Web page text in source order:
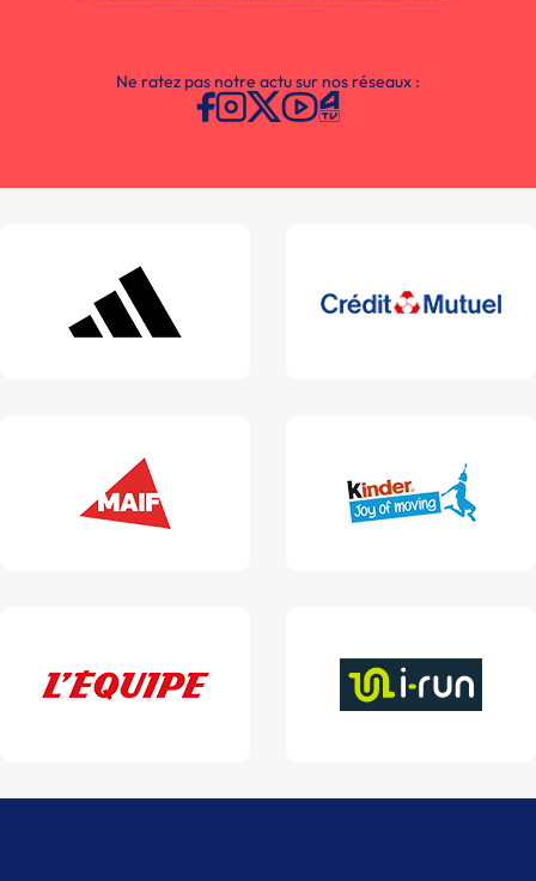
Ne ratez pas notre actu sur nos réseaux :